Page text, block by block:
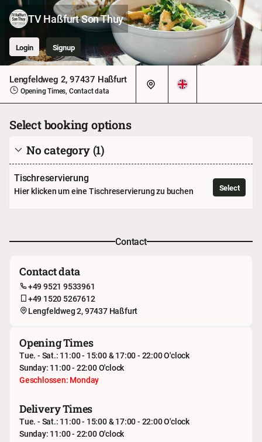
TV Haßfurt Son Thuy
Login Signup
Lengfeldweg 2, 97437 Haßfurt
Opening Times, Contact data
Select booking options
No category (1)
Tischreservierung
Hier klicken um eine Tischreservierung zu buchen Select
Contact
Contact data
+49 9521 9533961
+49 1520 5267612
Lengfeldweg 2, 97437 Haßfurt
Opening Times
Tue. - Sat.: 11:00 - 15:00 & 17:00 - 22:00 O'clock
Sunday: 11:00 - 22:00 O'clock
Geschlossen: Monday
Delivery Times
Tue. - Sat.: 11:00 - 15:00 & 17:00 - 22:00 O'clock
Sunday: 11:00 - 22:00 O'clock